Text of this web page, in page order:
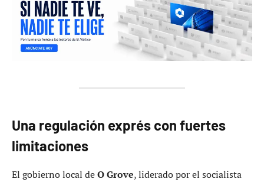
Una regulación exprés con fuertes
limitaciones
El gobierno local deO Grove, liderado por el socialista